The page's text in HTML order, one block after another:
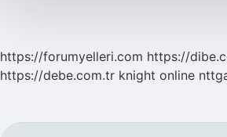
https://forumyelleri.com https://
https://debe.com.tr knight online